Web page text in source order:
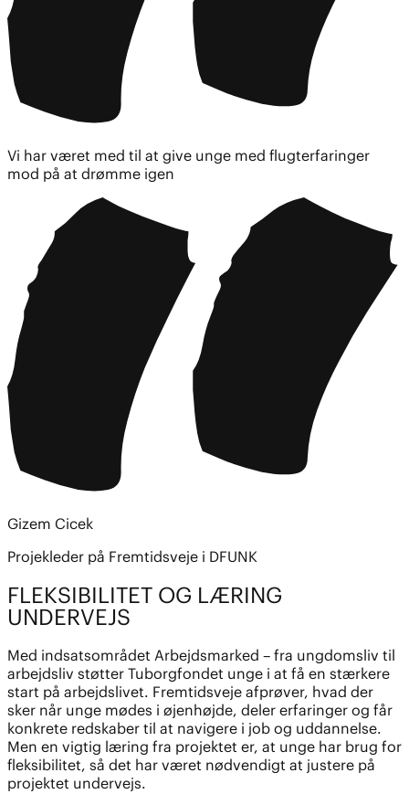
Vi har været med til at give unge med flugterfaringer
mod på at drømme igen
Gizem Cicek
Projekleder på Fremtidsveje i DFUNK
FLEKSIBILITET OG LÆRING
UNDERVEJS
Med indsatsområdet Arbejdsmarked – fra ungdomsliv til
arbejdsliv støtter Tuborgfondet unge i at få en stærkere
start på arbejdslivet. Fremtidsveje afprøver, hvad der
sker når unge mødes i øjenhøjde, deler erfaringer og får
konkrete redskaber til at navigere i job og uddannelse.
Men en vigtig læring fra projektet er, at unge har brug for
fleksibilitet, så det har været nødvendigt at justere på
projektet undervejs.